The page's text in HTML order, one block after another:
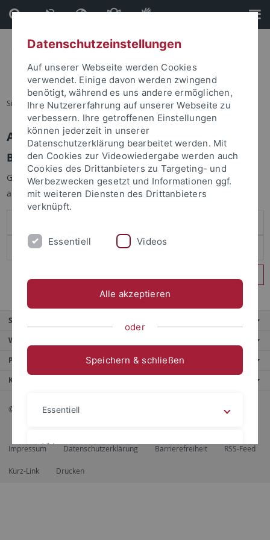
Direkt
zum
Inhalt
Direkt
zur
Fußleiste
Sie sind hier: Startseite
Anmelden
Benutzeranmeldung
Geben Sie Ihren Benutzernamen und Ihr Passwort an um sich
anzumelden:
Service
Weitere Angebote
Portale
Kontaktinfo
© 2026 Eberhard Karls Universität Tübingen, Tübingen
Impressum Datenschutzerklärung Barrierefreiheit RSS-Feed
Kurz-Link Drucken
Datenschutzeinstellungen
Auf unserer Webseite werden Cookies
verwendet. Einige davon werden zwingend
benötigt, während es uns andere ermöglichen,
Ihre Nutzererfahrung auf unserer Webseite zu
verbessern. Ihre getroffenen Einstellungen
können jederzeit in unserer
Datenschutzerklärung bearbeitet werden. Mit
den Cookies zur Videowiedergabe werden auch
Cookies des Drittanbieters zu Targeting- und
Werbezwecken gesetzt und Informationen ggf.
mit weiteren Diensten des Drittanbieters
verknüpft.
Essentiell Videos
Alle akzeptieren
oder
Speichern & schließen
Essentiell
Videos